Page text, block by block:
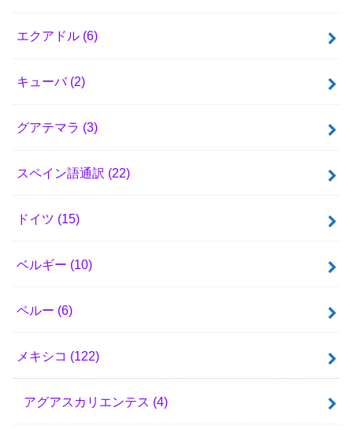
エクアドル (6)
キューバ (2)
グアテマラ (3)
スペイン語通訳 (22)
ドイツ (15)
ベルギー (10)
ペルー (6)
メキシコ (122)
アグアスカリエンテス (4)